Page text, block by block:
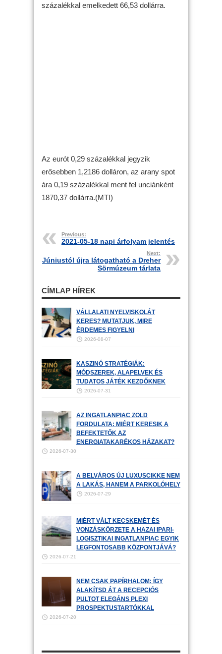
százalékkal emelkedett 66,53 dollárra.
Az eurót 0,29 százalékkal jegyzik
erősebben 1,2186 dolláron, az arany spot
ára 0,19 százalékkal ment fel unciánként
1870,37 dollárra.(MTI)
Previous:
2021-05-18 napi árfolyam jelentés
Next:
Júniustól újra látogatható a Dreher
Sörmúzeum tárlata
CÍMLAP HÍREK
VÁLLALATI NYELVISKOLÁT
KERES? MUTATJUK, MIRE
ÉRDEMES FIGYELNI
2026-08-07
KASZINÓ STRATÉGIÁK:
MÓDSZEREK, ALAPELVEK ÉS
TUDATOS JÁTÉK KEZDŐKNEK
2026-07-31
AZ INGATLANPIAC ZÖLD
FORDULATA: MIÉRT KERESIK A
BEFEKTETŐK AZ
ENERGIATAKARÉKOS HÁZAKAT?
2026-07-30
A BELVÁROS ÚJ LUXUSCIKKE NEM
A LAKÁS, HANEM A PARKOLÓHELY
2026-07-29
MIÉRT VÁLT KECSKEMÉT ÉS
VONZÁSKÖRZETE A HAZAI IPARI-
LOGISZTIKAI INGATLANPIAC EGYIK
LEGFONTOSABB KÖZPONTJÁVÁ?
2026-07-21
NEM CSAK PAPÍRHALOM: ÍGY
ALAKÍTSD ÁT A RECEPCIÓS
PULTOT ELEGÁNS PLEXI
PROSPEKTUSTARTÓKKAL
2026-07-20